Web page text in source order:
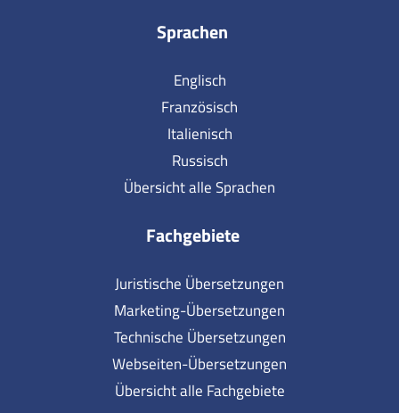
Sprachen
Englisch
Französisch
Italienisch
Russisch
Übersicht alle Sprachen
Fachgebiete
Juristische Übersetzungen
Marketing-Übersetzungen
Technische Übersetzungen
Webseiten-Übersetzungen
Übersicht alle Fachgebiete